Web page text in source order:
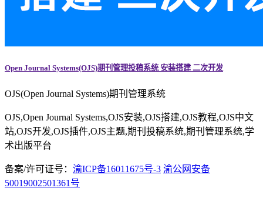
Open Journal Systems(OJS)期刊管理投稿系统 安装搭建 二次开发
OJS(Open Journal Systems)期刊管理系统
OJS,Open Journal Systems,OJS安装,OJS搭建,OJS教程,OJS中文
站,OJS开发,OJS插件,OJS主题,期刊投稿系统,期刊管理系统,学
术出版平台
备案/许可证号： 渝ICP备16011675号-3 渝公网安备
50019002501361号